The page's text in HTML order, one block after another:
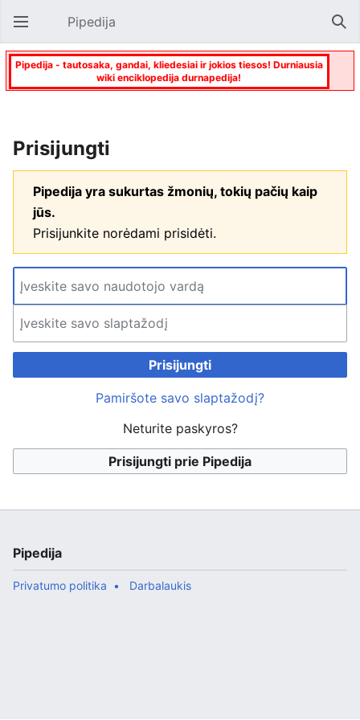
Atverti pagrindinį meniu Pipedija
Pipedija - tautosaka, gandai, kliedesiai ir jokios tiesos! Durniausia
wiki enciklopedija durnapedija!
Prisijungti
Pipedija yra sukurtas žmonių, tokių pačių kaip
jūs.
Prisijunkite norėdami prisidėti.
Prisijungti
Pamiršote savo slaptažodį?
Neturite paskyros?
Prisijungti prie Pipedija
Pipedija
Privatumo politika Darbalaukis